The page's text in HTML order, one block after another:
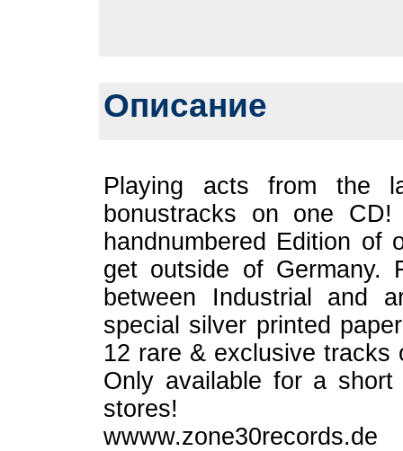
Описание
Playing acts from the
bonustracks on one
handnumbered Edition of
get outside of Germany.
between Industrial and
special silver printed
12 rare & exclusive
Only available for a
stores!
wwww.zone30records.de